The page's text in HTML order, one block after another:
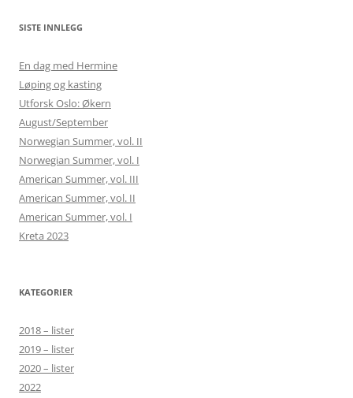
SISTE INNLEGG
En dag med Hermine
Løping og kasting
Utforsk Oslo: Økern
August/September
Norwegian Summer, vol. II
Norwegian Summer, vol. I
American Summer, vol. III
American Summer, vol. II
American Summer, vol. I
Kreta 2023
KATEGORIER
2018 – lister
2019 – lister
2020 – lister
2022